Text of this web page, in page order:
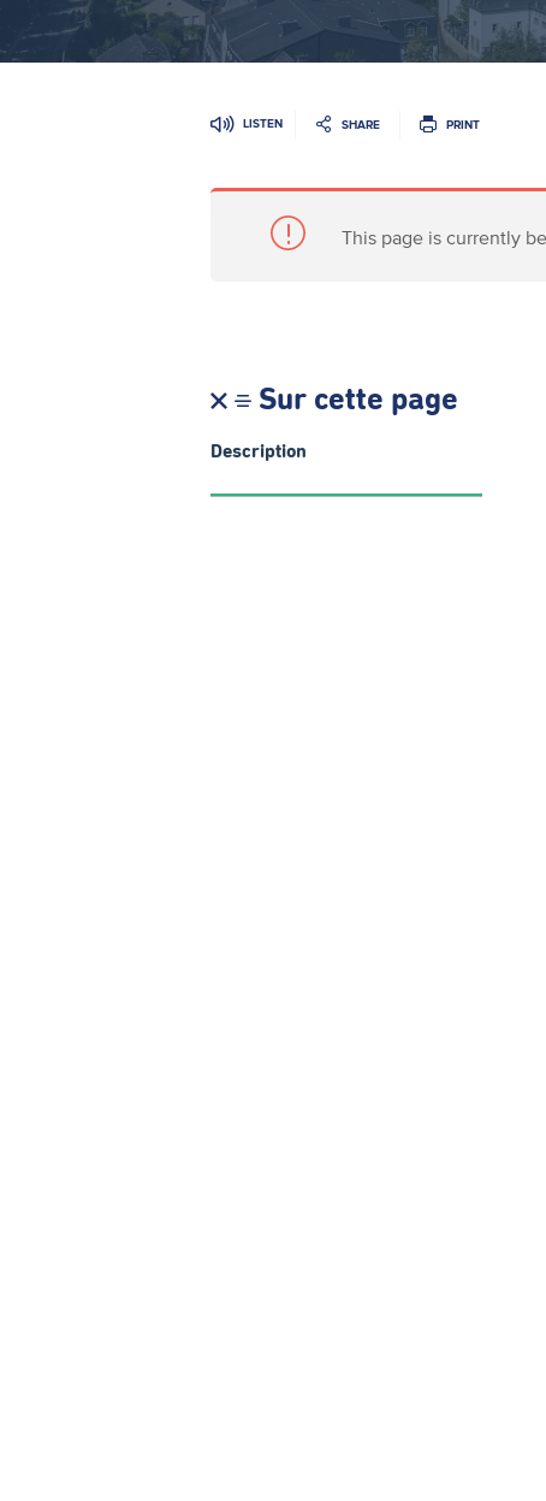
LISTEN SHARE PRINT
This page is currently
Sur cette page
Description